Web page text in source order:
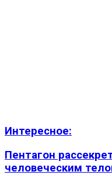
Интересное:
Пентагон
человеческим